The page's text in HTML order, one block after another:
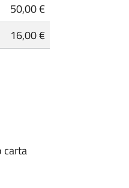
50,00 €
16,00 €
carta